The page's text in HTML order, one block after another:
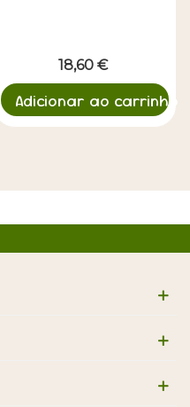
18,60 €
Adicionar ao carrinho